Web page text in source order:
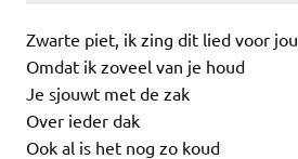
Zwarte piet, ik zing dit lied voor jou
Omdat ik zoveel van je houd
Je sjouwt met de zak
Over ieder dak
Ook al is het nog zo koud